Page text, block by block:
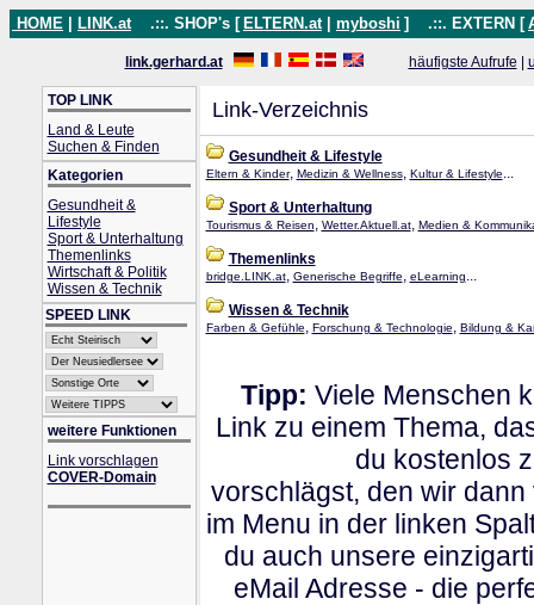
HOME LINK.at .::. SHOP's [ ELTERN.at myboshi ] .::. EXTERN [
link.gerhard.at häufigste Aufrufe
TOP LINK
Land & Leute
Suchen & Finden
Kategorien
Gesundheit &
Lifestyle
Sport & Unterhaltung
Themenlinks
Wirtschaft & Politik
Wissen & Technik
SPEED LINK
weitere Funktionen
Link vorschlagen
COVER-Domain
Link-Verzeichnis
Gesundheit & Lifestyle
Eltern & Kinder, Medizin & Wellness, Kultur & Lifestyle...
Sport & Unterhaltung
Tourismus & Reisen, Wetter.Aktuell.at, Medien &
Themenlinks
bridge.LINK.at, Generische Begriffe, eLearning...
Wissen & Technik
Farben & Gefühle, Forschung & Technologie, Bildung &
Tipp: Viele Menschen
Link zu einem Thema,
du kostenlos
vorschlägst, den wir
im Menu in der linken
du auch unsere
eMail Adresse - die